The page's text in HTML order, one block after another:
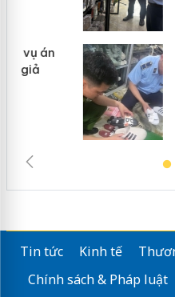
Hưng
hàng giả
Tin tức Kinh tế
Chính sách & Pháp luật